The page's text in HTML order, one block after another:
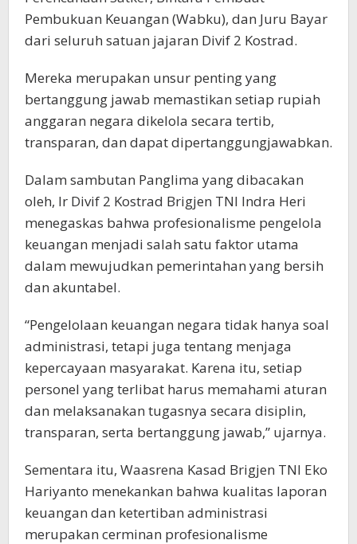
Pembukuan Keuangan (Wabku), dan Juru Bayar
dari seluruh satuan jajaran Divif 2 Kostrad.
Mereka merupakan unsur penting yang
bertanggung jawab memastikan setiap rupiah
anggaran negara dikelola secara tertib,
transparan, dan dapat dipertanggungjawabkan.
Dalam sambutan Panglima yang dibacakan
oleh, Ir Divif 2 Kostrad Brigjen TNI Indra Heri
menegaskas bahwa profesionalisme pengelola
keuangan menjadi salah satu faktor utama
dalam mewujudkan pemerintahan yang bersih
dan akuntabel.
“Pengelolaan keuangan negara tidak hanya soal
administrasi, tetapi juga tentang menjaga
kepercayaan masyarakat. Karena itu, setiap
personel yang terlibat harus memahami aturan
dan melaksanakan tugasnya secara disiplin,
transparan, serta bertanggung jawab,” ujarnya.
Sementara itu, Waasrena Kasad Brigjen TNI Eko
Hariyanto menekankan bahwa kualitas laporan
keuangan dan ketertiban administrasi
merupakan cerminan profesionalisme